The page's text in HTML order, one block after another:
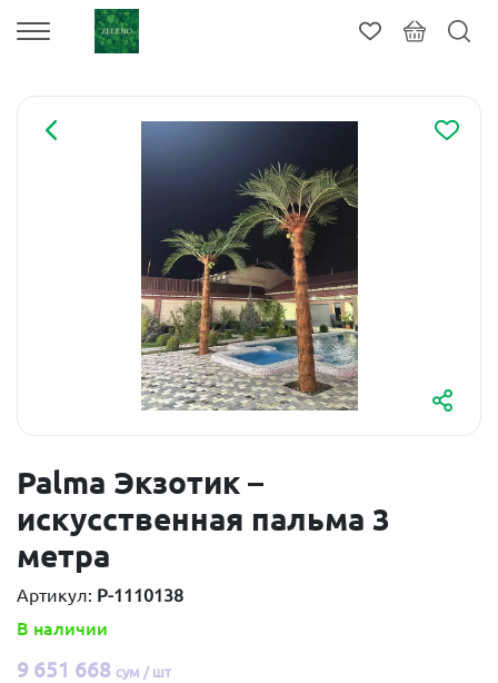
Palma Экзотик –
искусственная пальма 3
метра
Артикул: P-1110138
В наличии
9 651 668 сум / шт